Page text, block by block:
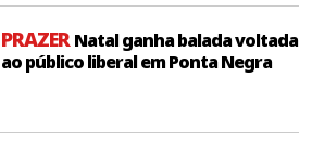
PRAZERNatal ganha balada voltada
ao público liberal em Ponta Negra